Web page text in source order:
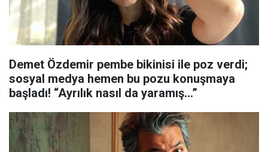
Demet Özdemir pembe bikinisi ile poz verdi;
sosyal medya hemen bu pozu konuşmaya
başladı! “Ayrılık nasıl da yaramış…”